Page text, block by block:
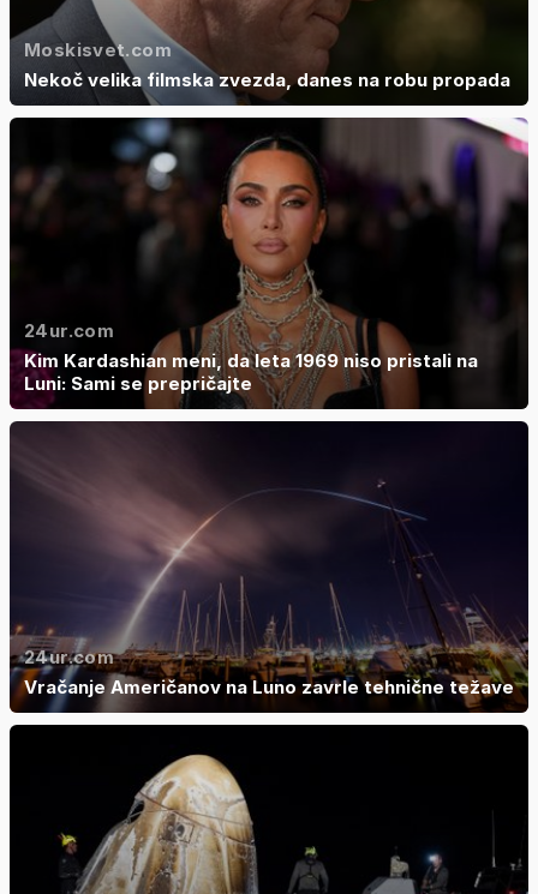
Moskisvet.com
Nekoč velika filmska zvezda, danes na robu propada
24ur.com
Kim Kardashian meni, da leta 1969 niso pristali na
Luni: Sami se prepričajte
24ur.com
Vračanje Američanov na Luno zavrle tehnične težave